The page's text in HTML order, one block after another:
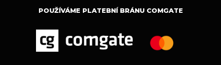
POUŽÍVÁME PLATEBNÍ BRÁNU COMGATE